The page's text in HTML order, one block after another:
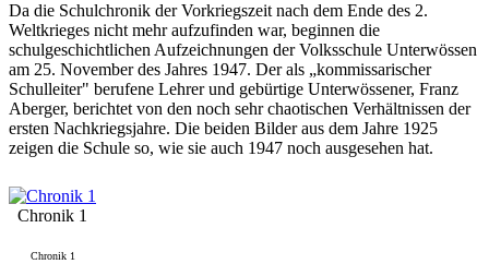
Da die Schulchronik der Vorkriegszeit nach dem Ende des 2.
Weltkrieges nicht mehr aufzufinden war, beginnen die
schulgeschichtlichen Aufzeichnungen der Volksschule Unterwössen
am 25. November des Jahres 1947. Der als „kommissarischer
Schulleiter" berufene Lehrer und gebürtige Unterwössener, Franz
Aberger, berichtet von den noch sehr chaotischen Verhältnissen der
ersten Nachkriegsjahre. Die beiden Bilder aus dem Jahre 1925
zeigen die Schule so, wie sie auch 1947 noch ausgesehen hat.
Chronik 1
Chronik 1